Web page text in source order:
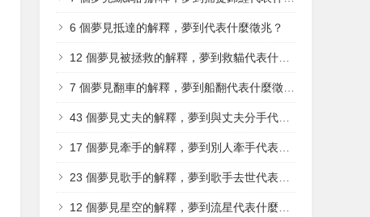
6 個夢見抵達的解釋，夢到代表什麼徵兆？
12 個夢見被拯救的解釋，夢到救貓代表什麼徵兆？
7 個​夢見翻車的解釋，夢到船翻代表什麼徵兆？
43 個夢見丈夫的解釋，夢到與丈夫分手代表什麼徵兆？
17 個夢見牽手的解釋，夢到別人牽手代表什麼徵兆？
23 個夢見歌手的解釋，夢到歌手去世代表什麼徵兆？
12 個夢見星空的解釋，夢到流星代表什麼徵兆？